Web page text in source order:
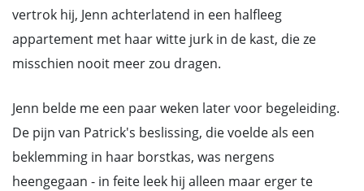
vertrok hij, Jenn achterlatend in een halfleeg
appartement met haar witte jurk in de kast, die ze
misschien nooit meer zou dragen.
Jenn belde me een paar weken later voor begeleiding.
De pijn van Patrick's beslissing, die voelde als een
beklemming in haar borstkas, was nergens
heengegaan - in feite leek hij alleen maar erger te